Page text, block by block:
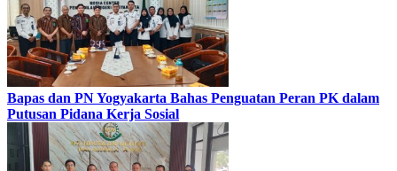
Bapas dan PN Yogyakarta Bahas Penguatan Peran PK dalam
Putusan Pidana Kerja Sosial